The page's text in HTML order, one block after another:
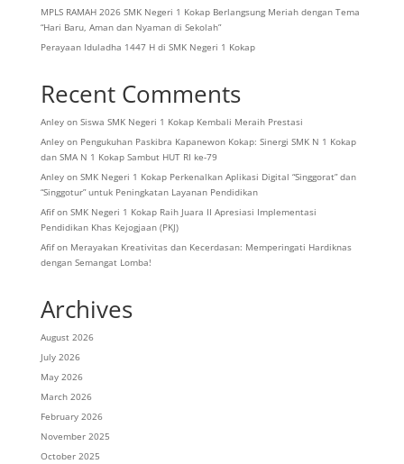
MPLS RAMAH 2026 SMK Negeri 1 Kokap Berlangsung Meriah dengan Tema
“Hari Baru, Aman dan Nyaman di Sekolah”
Perayaan Iduladha 1447 H di SMK Negeri 1 Kokap
Recent Comments
Anleyon Siswa SMK Negeri 1 Kokap Kembali Meraih Prestasi
Anleyon Pengukuhan Paskibra Kapanewon Kokap: Sinergi SMK N 1 Kokap
dan SMA N 1 Kokap Sambut HUT RI ke-79
Anleyon SMK Negeri 1 Kokap Perkenalkan Aplikasi Digital “Singgorat” dan
“Singgotur” untuk Peningkatan Layanan Pendidikan
Afifon SMK Negeri 1 Kokap Raih Juara II Apresiasi Implementasi
Pendidikan Khas Kejogjaan (PKJ)
Afifon Merayakan Kreativitas dan Kecerdasan: Memperingati Hardiknas
dengan Semangat Lomba!
Archives
August 2026
July 2026
May 2026
March 2026
February 2026
November 2025
October 2025